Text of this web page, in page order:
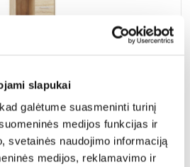
slapukai
galėtume suasmeninti turinį
medijos funkcijas ir
svetainės naudojimo informaciją
medijos, reklamavimo ir
AVO 08
€ 107,95 €